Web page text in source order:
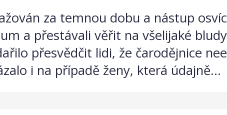
za temnou dobu a nástup
a přestávali věřit na všelijaké
přesvědčit lidi, že čarodějnice
i na případě ženy, která údajně...